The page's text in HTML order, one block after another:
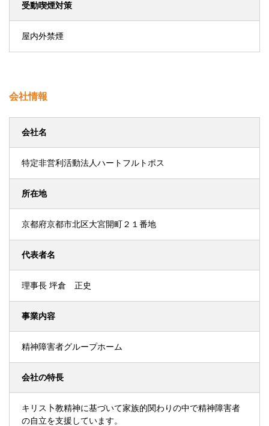
受動喫煙対策
屋内外禁煙
会社情報
会社名
特定非営利活動法人ハートフルトポス
所在地
京都府京都市北区大宮開町２１番地
代表者名
理事長 坪倉 正史
事業内容
精神障害者グループホーム
会社の特長
キリス卜教精神に基づいて家族的関わりの中で精神障害者
の自立を支援しています。